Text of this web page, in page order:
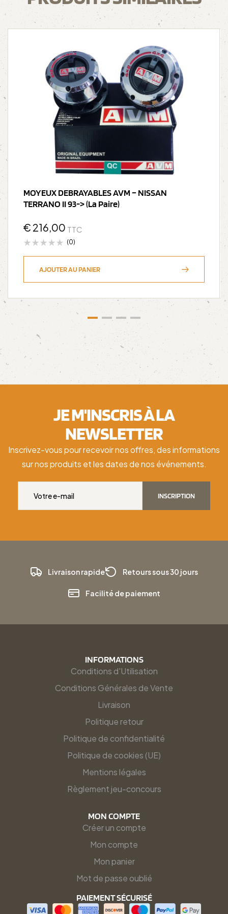
MOYEUX DEBRAYABLES AVM – NISSAN
TERRANO II 93-> (la Paire)
€ 216,00 TTC
(0)
AJOUTER AU PANIER
JE M'INSCRIS À LA
NEWSLETTER
Inscrivez-vous pour recevoir nos offres, des informations
sur nos produits et les dates de nos événements.
INSCRIPTION
Livraison rapide Retours sous 30 jours
Facilité de paiement
INFORMATIONS
Conditions d'Utilisation
Conditions Générales de Vente
Livraison
Politique retour
Politique de confidentialité
Politique de cookies (UE)
Mentions légales
Règlement jeu-concours
MON COMPTE
Créer un compte
Mon compte
Mon panier
Mot de passe oublié
PAIEMENT SÉCURISÉ